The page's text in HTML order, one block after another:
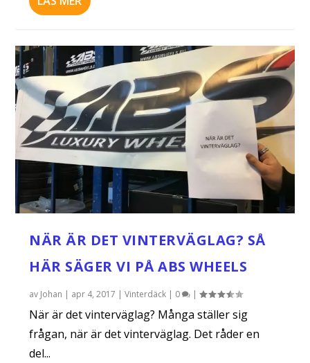
NÄR ÄR DET VINTERVÄGLAG? SÅ
HÄR SÄGER VI PÅ ABS WHEELS
av Johan | apr 4, 2017 |Vinterdäck | 0 |
När är det vinterväglag? Många ställer sig
frågan, när är det vinterväglag. Det råder en
del...